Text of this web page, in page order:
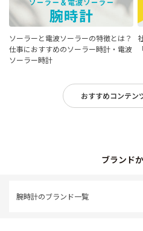
ソーラーと電波ソーラーの特徴とは？
仕事におすすめのソーラー時計・電波
ソーラー時計
おすすめコンテン
ブランド
腕時計のブランド一覧